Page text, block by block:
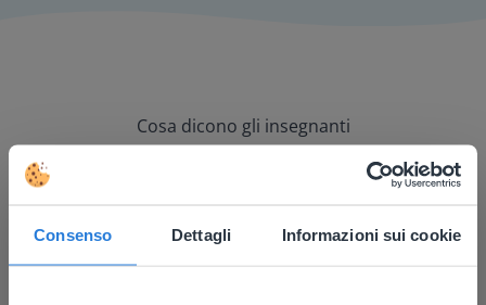
Consenso Dettagli Informazioni sui cookie
Cosa dicono gli insegnanti
È un ottimo strumento da utilizzare con la mia